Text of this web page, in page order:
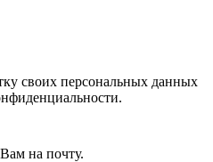
своих персональных данных
.
на почту.